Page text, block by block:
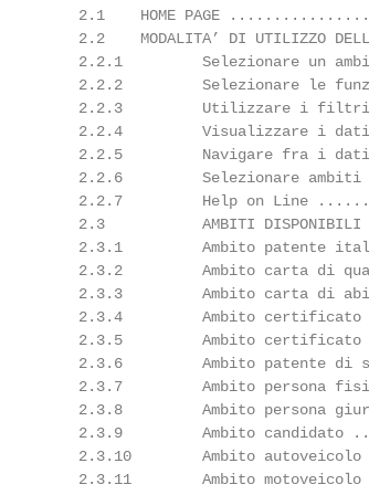
2.1    HOME PAGE
2.2    MODALITA’ DI UTILIZZO
2.2.1         Selezionare un
2.2.2         Selezionare le
2.2.3         Utilizzare i
2.2.4         Visualizzare i
2.2.5         Navigare fra i
2.2.6         Selezionare
2.2.7         Help on Line
2.3           AMBITI
2.3.1         Ambito patente
2.3.2         Ambito carta di
2.3.3         Ambito carta di
2.3.4         Ambito
2.3.5         Ambito
2.3.6         Ambito patente di
2.3.7         Ambito persona
2.3.8         Ambito persona
2.3.9         Ambito candidato
2.3.10        Ambito
2.3.11        Ambito